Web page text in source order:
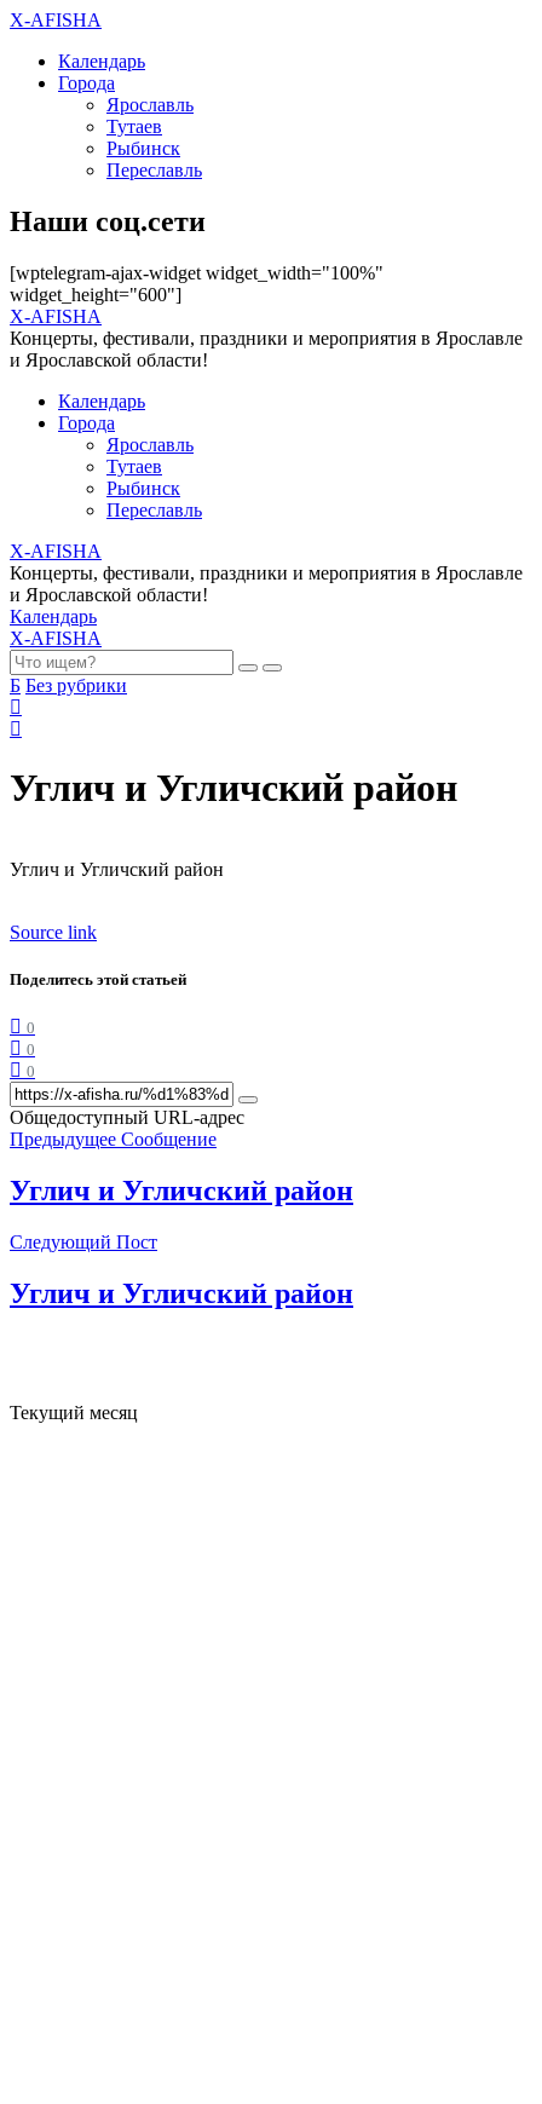
X-AFISHA
Календарь
Города
Ярославль
Тутаев
Рыбинск
Переславль
Наши соц.сети
[wptelegram-ajax-widget widget_width="100%"
widget_height="600"]
X-AFISHA
Концерты, фестивали, праздники и мероприятия в Ярославле
и Ярославской области!
Календарь
Города
Ярославль
Тутаев
Рыбинск
Переславль
X-AFISHA
Концерты, фестивали, праздники и мероприятия в Ярославле
и Ярославской области!
Календарь
X-AFISHA
Б Без рубрики
Углич и Угличский район
Углич и Угличский район
Source link
Поделитесь этой статьей
0
0
0
Общедоступный URL-адрес
Предыдущее Сообщение
Углич и Угличский район
Следующий Пост
Углич и Угличский район
Текущий месяц